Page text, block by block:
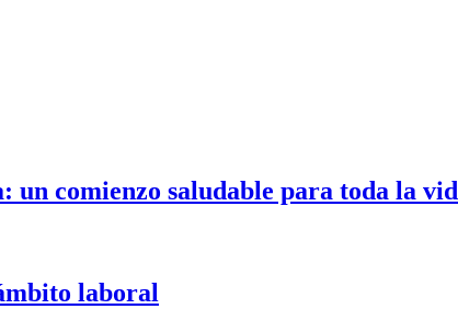
comienzo saludable para toda la
laboral